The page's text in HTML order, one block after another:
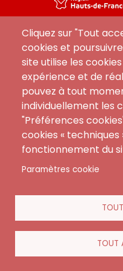
Cliquez sur "Tout
cookies et
site utilise les
expérience et de
pouvez à tout
individuellement les
"Préférences
cookies «
fonctionnement du
Paramètres cookie
TOUT
Menu
footer